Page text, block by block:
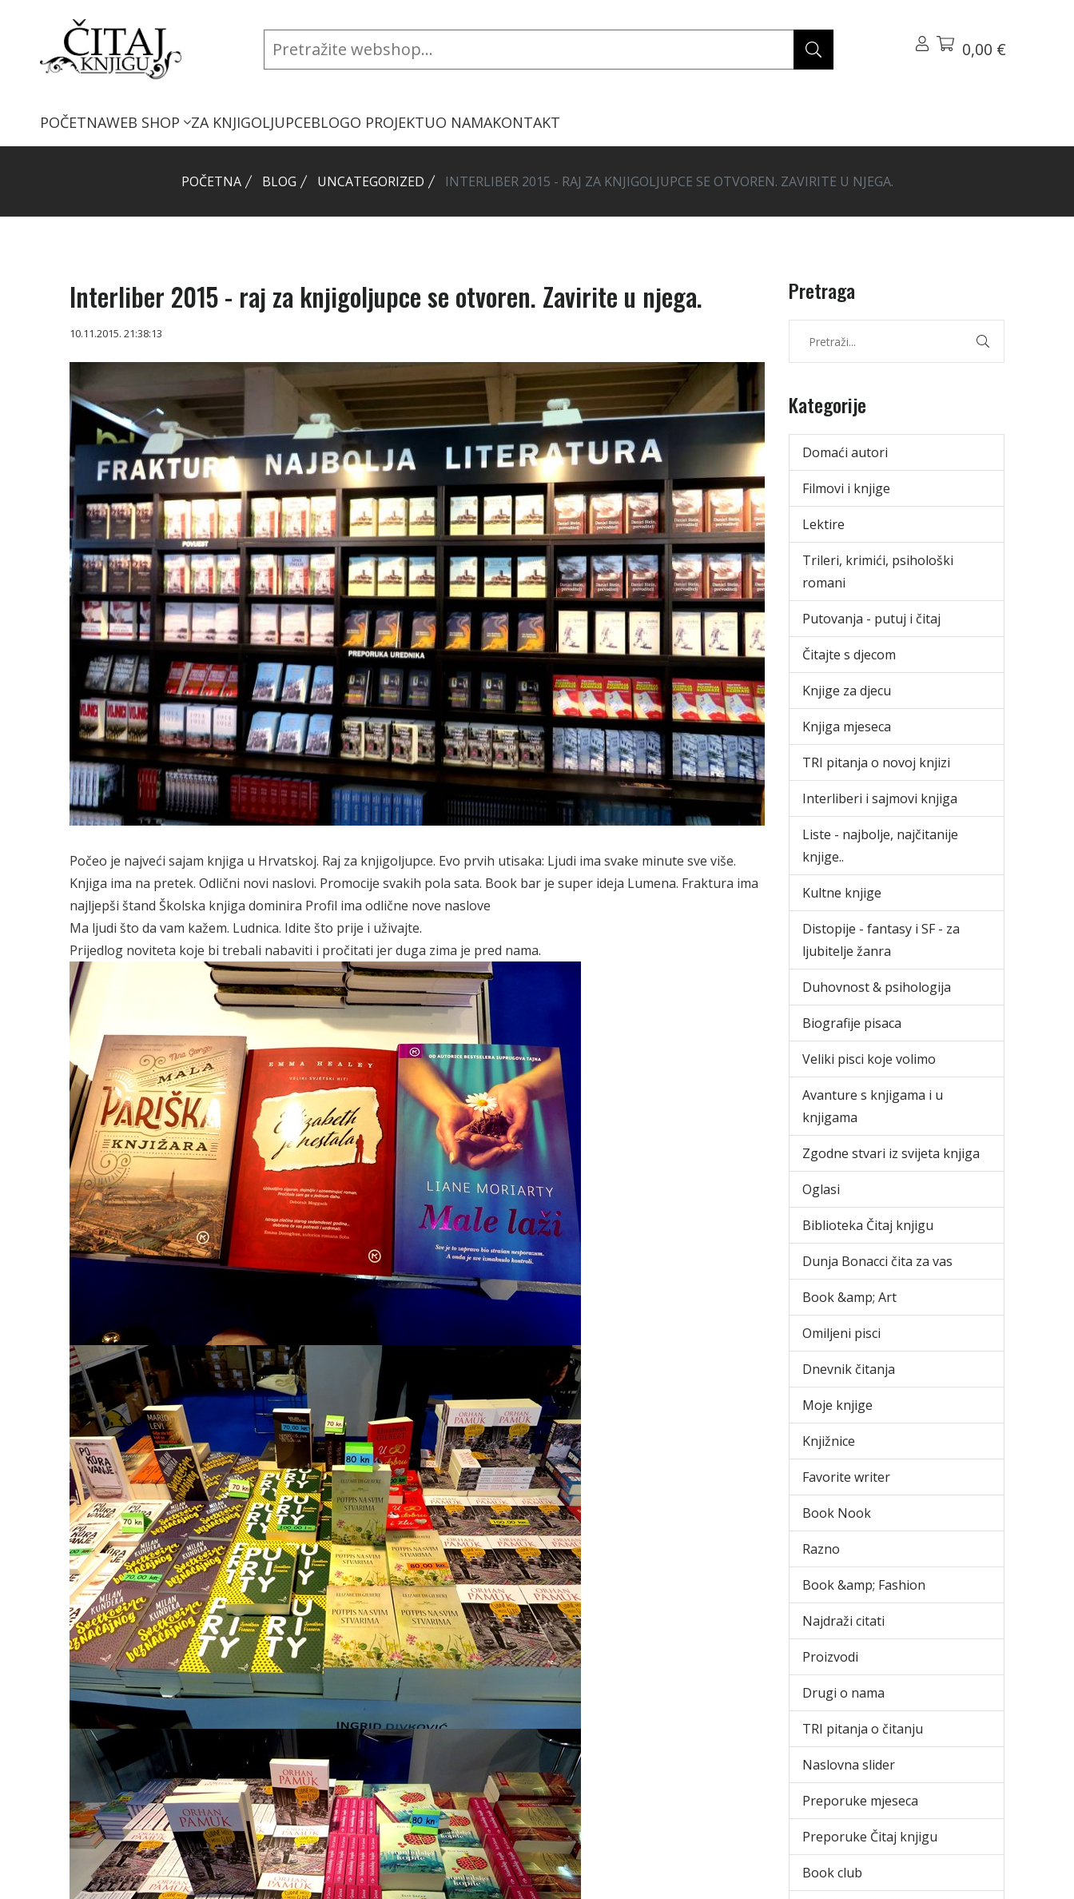
0,00 €
POČETNAWEB SHOP ZA KNJIGOLJUPCEBLOGO PROJEKTUO NAMAKONTAKT
POČETNA BLOG UNCATEGORIZED INTERLIBER 2015 - RAJ ZA KNJIGOLJUPCE SE OTVOREN. ZAVIRITE U NJEGA.
Interliber 2015 - raj za knjigoljupce se otvoren. Zavirite u njega.
10.11.2015. 21:38:13
Počeo je najveći sajam knjiga u Hrvatskoj. Raj za knjigoljupce. Evo prvih utisaka: Ljudi ima svake minute sve više.
Knjiga ima na pretek. Odlični novi naslovi. Promocije svakih pola sata. Book bar je super ideja Lumena. Fraktura ima
najljepši štand Školska knjiga dominira Profil ima odlične nove naslove
Ma ljudi što da vam kažem. Ludnica. Idite što prije i uživajte.
Prijedlog noviteta koje bi trebali nabaviti i pročitati jer duga zima je pred nama.
Pretraga
Kategorije
Domaći autori
Filmovi i knjige
Lektire
Trileri, krimići, psihološki
romani
Putovanja - putuj i čitaj
Čitajte s djecom
Knjige za djecu
Knjiga mjeseca
TRI pitanja o novoj knjizi
Interliberi i sajmovi knjiga
Liste - najbolje, najčitanije
knjige..
Kultne knjige
Distopije - fantasy i SF - za
ljubitelje žanra
Duhovnost & psihologija
Biografije pisaca
Veliki pisci koje volimo
Avanture s knjigama i u
knjigama
Zgodne stvari iz svijeta knjiga
Oglasi
Biblioteka Čitaj knjigu
Dunja Bonacci čita za vas
Book &amp; Art
Omiljeni pisci
Dnevnik čitanja
Moje knjige
Knjižnice
Favorite writer
Book Nook
Razno
Book &amp; Fashion
Najdraži citati
Proizvodi
Drugi o nama
TRI pitanja o čitanju
Naslovna slider
Preporuke mjeseca
Preporuke Čitaj knjigu
Book club